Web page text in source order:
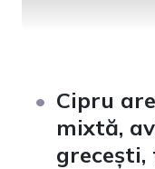
Cipru
mixtă,